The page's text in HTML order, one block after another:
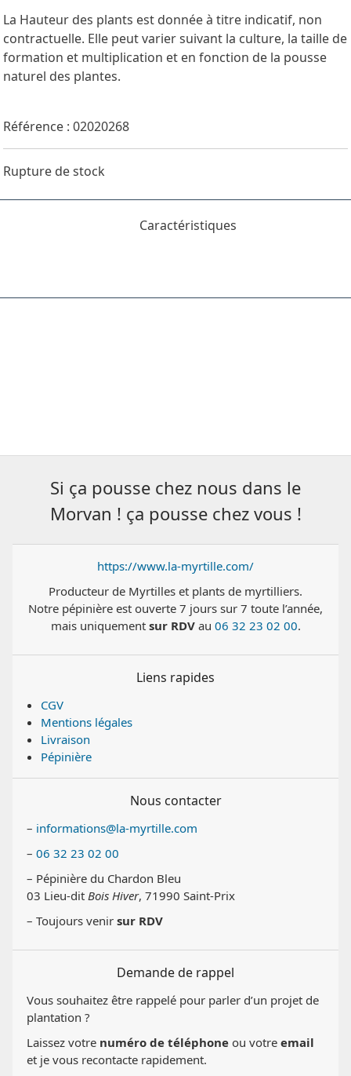
La Hauteur des plants est donnée à titre indicatif, non
contractuelle. Elle peut varier suivant la culture, la taille de
formation et multiplication et en fonction de la pousse
naturel des plantes.
Référence : 02020268
Rupture de stock
Caractéristiques
Si ça pousse chez nous dans le
Morvan ! ça pousse chez vous !
https://www.la-myrtille.com/
Producteur de Myrtilles et plants de myrtilliers.
Notre pépinière est ouverte 7 jours sur 7 toute l’année,
mais uniquement sur RDVau 06 32 23 02 00.
Liens rapides
CGV
Mentions légales
Livraison
Pépinière
Nous contacter
– informations@la-myrtille.com
– 06 32 23 02 00
– Pépinière du Chardon Bleu
03 Lieu-dit Bois Hiver, 71990 Saint-Prix
– Toujours venir sur RDV
Demande de rappel
Vous souhaitez être rappelé pour parler d’un projet de
plantation ?
Laissez votre numéro de téléphone ou votre email
et je vous recontacte rapidement.